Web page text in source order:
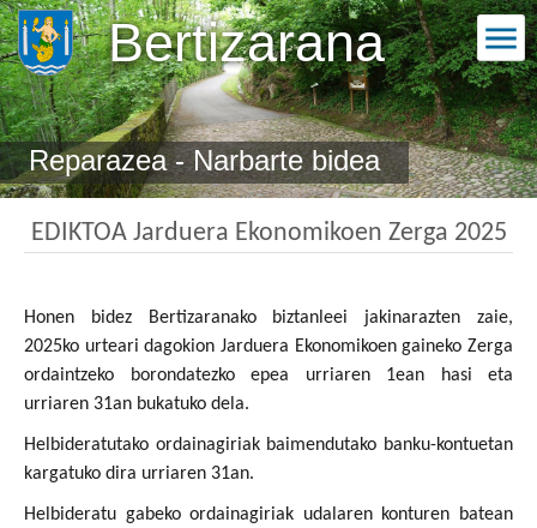
Reparazea - Narbarte bidea
Bertizarana
EDIKTOA Jarduera Ekonomikoen Zerga 2025
Honen bidez Bertizaranako biztanleei jakinarazten zaie,
2025ko urteari dagokion Jarduera Ekonomikoen gaineko Zerga
ordaintzeko borondatezko epea urriaren 1ean hasi eta
urriaren 31an bukatuko dela.
Helbideratutako ordainagiriak baimendutako banku-kontuetan
kargatuko dira urriaren 31an.
Helbideratu gabeko ordainagiriak udalaren konturen batean